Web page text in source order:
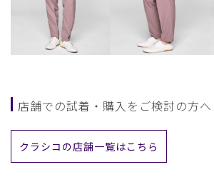
店舗での試着・購入をご検討の方へ
クラシコの店舗一覧はこちら